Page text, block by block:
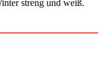
streng und weiß.